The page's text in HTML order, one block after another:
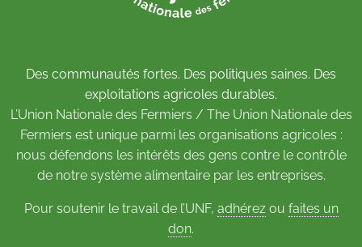
Des communautés fortes. Des politiques saines. Des
exploitations agricoles durables.
L’Union Nationale des Fermiers / The Union Nationale des
Fermiers est unique parmi les organisations agricoles :
nous défendons les intérêts des gens contre le contrôle
de notre système alimentaire par les entreprises.
Pour soutenir le travail de l’UNF, adhérezou faites un
don.